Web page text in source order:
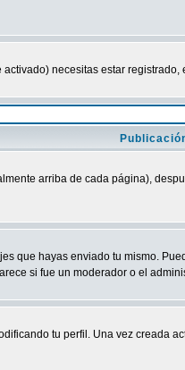
necesitas estar
arriba de cada página),
que hayas enviado tu mismo.
si fue un moderador o el
tu perfil. Una vez creada